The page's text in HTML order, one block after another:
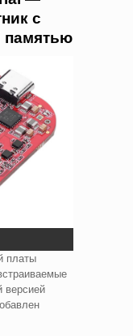
с
памятью
платы
версией